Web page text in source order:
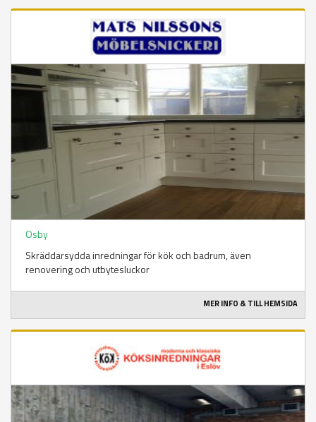
Osby
Skräddarsydda inredningar för kök och badrum, även
renovering och utbytesluckor
MER INFO & TILL HEMSIDA